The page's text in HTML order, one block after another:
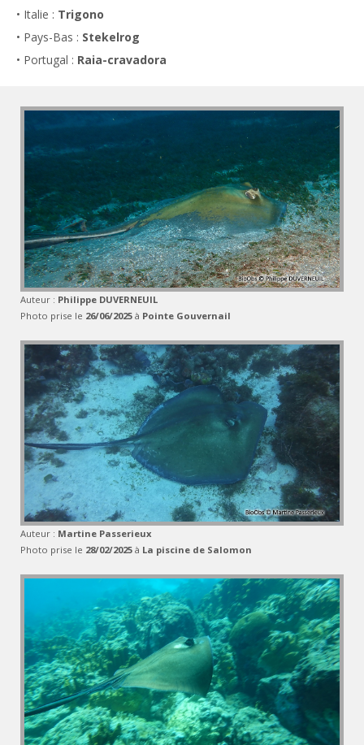
• Italie : Trigono
• Pays-Bas : Stekelrog
• Portugal : Raia-cravadora
Auteur : Philippe DUVERNEUIL
Photo prise le 26/06/2025 à Pointe Gouvernail
Auteur : Martine Passerieux
Photo prise le 28/02/2025 à La piscine de Salomon